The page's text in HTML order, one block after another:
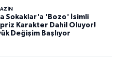
Sokaklar'a 'Bozo' İsimli
Karakter Dahil Oluyor!
Değişim Başlıyor